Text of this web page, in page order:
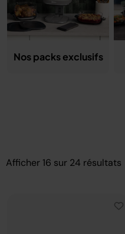
Nos packs exclusifs
Afficher 16 sur 24 résultats